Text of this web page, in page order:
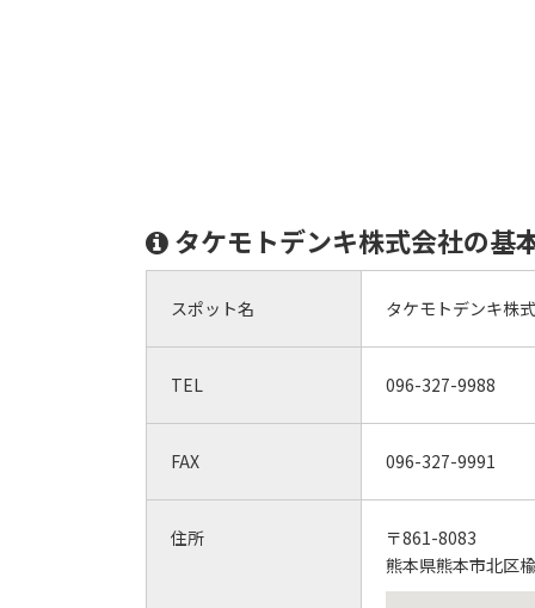
タケモトデンキ株式会社の基
スポット名 タケモトデンキ株
TEL 096-327-9988
FAX 096-327-9991
住所
〒861-8083
熊本県熊本市北区